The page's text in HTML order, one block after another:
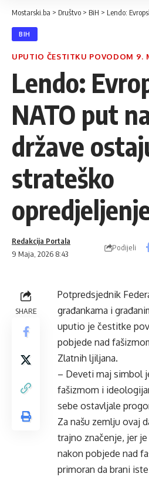
Mostarski.ba > Društvo > BiH > Lendo: Evropski i
BIH
UPUTIO ČESTITKU POVODOM 9.
Lendo:
NATO put
države
strateško
9 Maja, 2026 8:43
Redakcija Portala
Podijeli
SHARE
Potpredsjednik
građankama i
uputio je čestitke
pobjede nad
Zlatnih ljiljana.
– Deveti maj simbol
fašizmom i
sebe ostavljale
Za našu zemlju ovaj
trajno značenje, jer
nakon pobjede nad
primoran da brani